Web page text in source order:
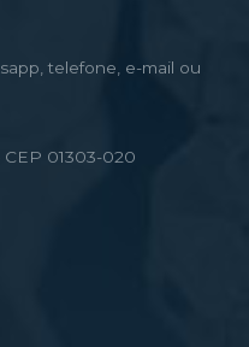
telefone, e-mail ou
01303-020